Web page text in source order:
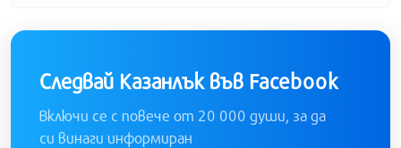
Следвай Казанлък във Facebook
Включи се с повече от 20 000 души, за да
си винаги информиран